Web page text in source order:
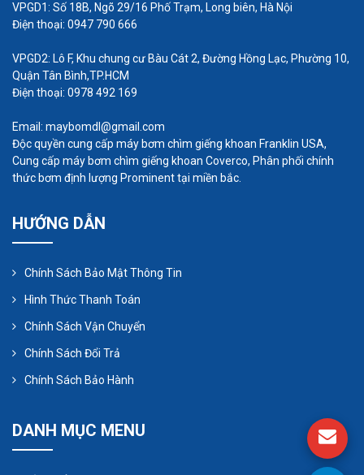
nhiều bộ phận chuyển động, bao gồm cụm van với
truyền năng lượng từ động cơ điện hoặc động cơ
điện, để làm cho màng bơm chuyển động ngược
Các bộ phận chuyển động này chắc chắn sẽ bị
chất là loại ứng dụng cả ngày, cả tuần, cả năm; và
với các máy bơm dẫn động bằng điện từ, bằng
VPGD1: Số 18B, Ngõ 29/16 Phố Trạm, Long biên, Hà Nội
Điện thoại: 0947 790 666
VPGD2: Lô F, Khu chung cư Bàu Cát 2, Đường Hồng Lạc, Phường 10,
Quận Tân Bình,TP.HCM
Điện thoại: 0978 492 169
Email: maybomdl@gmail.com
Độc quyền cung cấp máy bơm chìm giếng khoan Franklin USA,
Cung cấp máy bơm chìm giếng khoan Coverco, Phân phối chính
thức bơm định lượng Prominent tại miền bắc.
HƯỚNG DẪN
Chính Sách Bảo Mật Thông Tin
Hình Thức Thanh Toán
Chính Sách Vận Chuyển
Chính Sách Đổi Trả
Chính Sách Bảo Hành
DANH MỤC MENU